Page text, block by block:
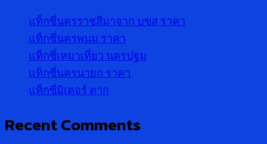
แท็กซี่นครราชสีมาจาก บขส ราคา
แท็กซี่นครพนม ราคา
แท็กซี่เหมาเที่ยว นครปฐม
แท็กซี่นครนายก ราคา
แท็กซี่มิเตอร์ ตาก
Recent Comments